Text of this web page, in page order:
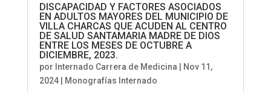
DISCAPACIDAD Y FACTORES ASOCIADOS
EN ADULTOS MAYORES DEL MUNICIPIO DE
VILLA CHARCAS QUE ACUDEN AL CENTRO
DE SALUD SANTAMARIA MADRE DE DIOS
ENTRE LOS MESES DE OCTUBRE A
DICIEMBRE, 2023.
por Internado Carrera de Medicina
Nov 11,
2024|
Monografías Internado